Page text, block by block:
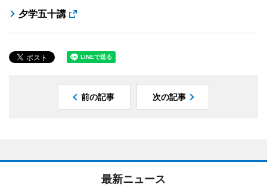
夕学五十講
前の記事 次の記事
最新ニュース